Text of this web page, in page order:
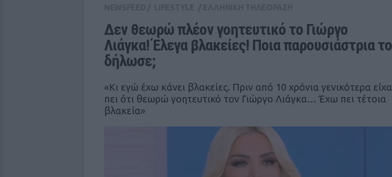
Δεν θεωρώ πλέον γοητευτικό το Γιώργο
Λιάγκα! Έλεγα βλακείες! Ποια παρουσιάστρια το
δήλωσε;
«Κι εγώ έχω κάνει βλακείες. Πριν από 10 χρόνια γενικότερα είχα
πει ότι θεωρώ γοητευτικό τον Γιώργο Λιάγκα… Έχω πει τέτοια
βλακεία»